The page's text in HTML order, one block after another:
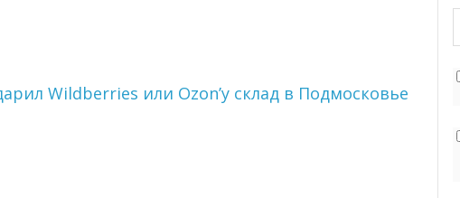
Wildberries или Ozon’у склад в Подмосковье